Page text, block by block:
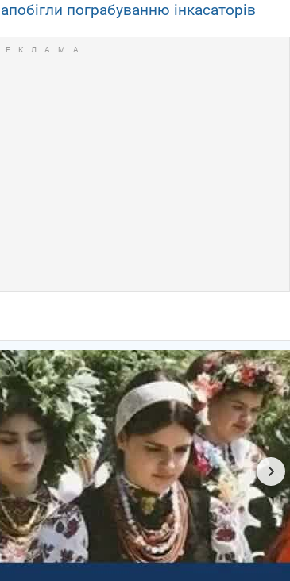
пограбуванню інкасаторів